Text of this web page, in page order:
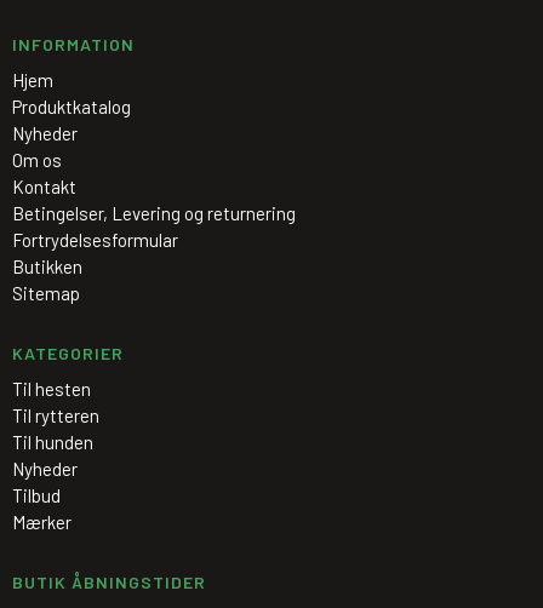
INFORMATION
Hjem
Produktkatalog
Nyheder
Om os
Kontakt
Betingelser, Levering og returnering
Fortrydelsesformular
Butikken
Sitemap
KATEGORIER
Til hesten
Til rytteren
Til hunden
Nyheder
Tilbud
Mærker
BUTIK ÅBNINGSTIDER